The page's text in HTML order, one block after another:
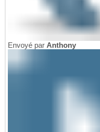
Envoyé par Anthony